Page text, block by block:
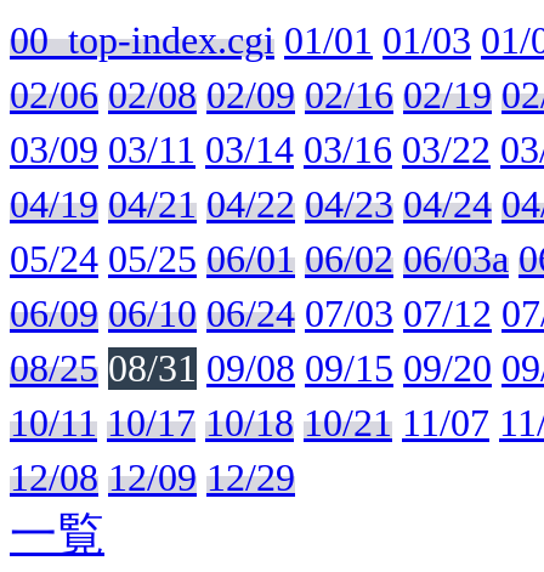
00_top-index.cgi 01/01 01/03 01/
02/06 02/08 02/09 02/16 02/19
03/09 03/11 03/14 03/16 03/22
04/19 04/21 04/22 04/23 04/24
05/24 05/25 06/01 06/02 06/03a
06/09 06/10 06/24 07/03 07/12
08/25 08/31 09/08 09/15 09/20
10/11 10/17 10/18 10/21 11/07
12/08 12/09 12/29
一覧